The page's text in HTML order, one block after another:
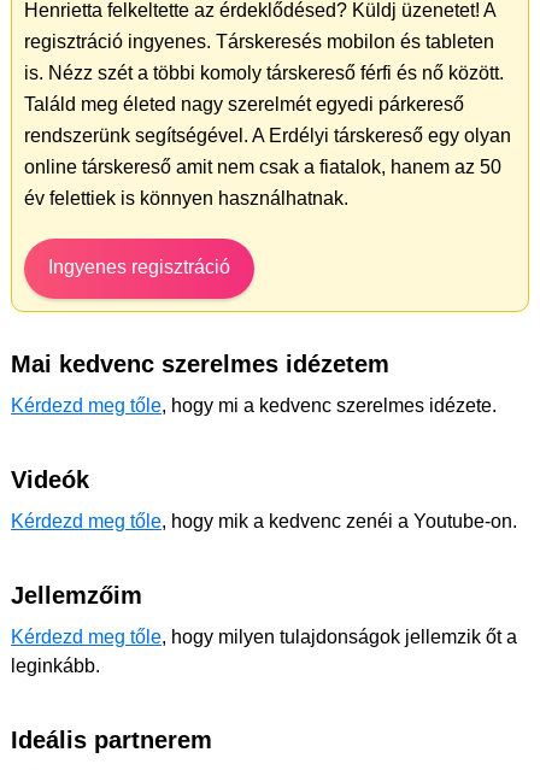
Henrietta felkeltette az érdeklődésed? Küldj üzenetet! A
regisztráció ingyenes. Társkeresés mobilon és tableten
is. Nézz szét a többi komoly társkereső férfi és nő között.
Találd meg életed nagy szerelmét egyedi párkereső
rendszerünk segítségével. A Erdélyi társkereső egy olyan
online társkereső amit nem csak a fiatalok, hanem az 50
év felettiek is könnyen használhatnak.
Ingyenes regisztráció
Mai kedvenc szerelmes idézetem
Kérdezd meg tőle, hogy mi a kedvenc szerelmes idézete.
Videók
Kérdezd meg tőle, hogy mik a kedvenc zenéi a Youtube-on.
Jellemzőim
Kérdezd meg tőle, hogy milyen tulajdonságok jellemzik őt a
leginkább.
Ideális partnerem